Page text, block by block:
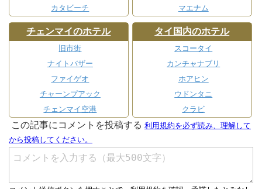
カタビーチ マエナム
チェンマイのホテル
旧市街
ナイトバザー
ファイゲオ
チャーンプアック
チェンマイ空港
タイ国内のホテル
スコータイ
カンチャナブリ
ホアヒン
ウドンタニ
クラビ